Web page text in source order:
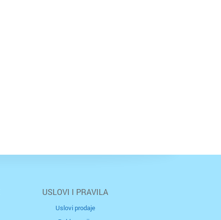
USLOVI I PRAVILA
Uslovi prodaje